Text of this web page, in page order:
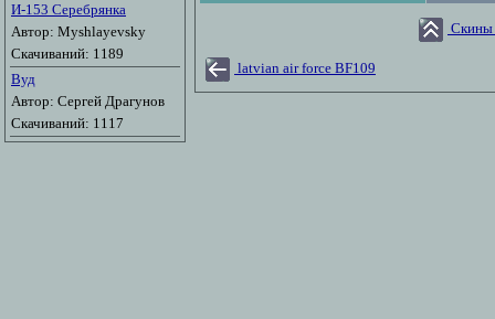
И-153 Серебрянка
Автор: Myshlayevsky
Скачиваний: 1189
Вуд
Автор: Сергей Драгунов
Скачиваний: 1117
Скины
latvian air force BF109